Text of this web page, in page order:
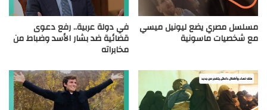
مسلسل مصري يضع ليونيل ميسي
مع شخصيات ماسونية
في دولة عربية.. رفع دعوى
قضائية ضد بشار الأسد وضباط من
مخابراته